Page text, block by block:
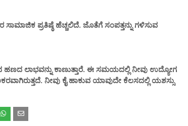
ಪ್ರತಿಷ್ಠೆ ಹೆಚ್ಚಲಿದೆ. ಜೊತೆಗೆ ಸಂಪತ್ತನ್ನು ಗಳಿಸುವ
ಲಾಭವನ್ನು ಕಾಣುತ್ತಾರೆ. ಈ ಸಮಯದಲ್ಲಿ ನೀವು ಉದ್ಯೋಗ
ನೀವು ಕೈ ಹಾಕುವ ಯಾವುದೇ ಕೆಲಸದಲ್ಲಿ ಯಶಸ್ಸು